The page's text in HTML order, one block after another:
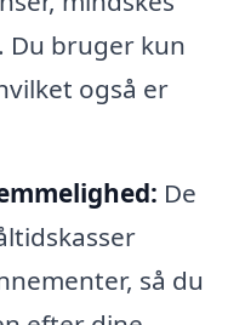
Du bruger kun
også er
De
så du